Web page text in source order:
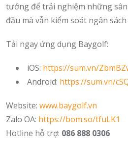
tưởng để trải nghiệm những
đầu mà vẫn kiểm soát ngân
Tải ngay ứng dụng Baygolf:
iOS: https://sum.vn/
Android: https://sum.vn/
Website: www.baygolf.vn
Zalo OA: https://bom.so/tfuLK1
Hotline hỗ trợ: 086 888 0306